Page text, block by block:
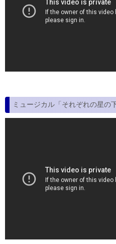
ミュージカル「それぞれの星の